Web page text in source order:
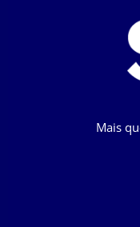
Mais